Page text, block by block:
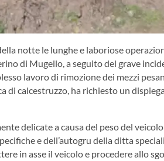
notte le lunghe e laboriose
di Mugello, a seguito del grave
lavoro di rimozione dei mezzi
di calcestruzzo, ha richiesto un
delicate a causa del peso del
e dell’autogru della ditta
in asse il veicolo e procedere allo